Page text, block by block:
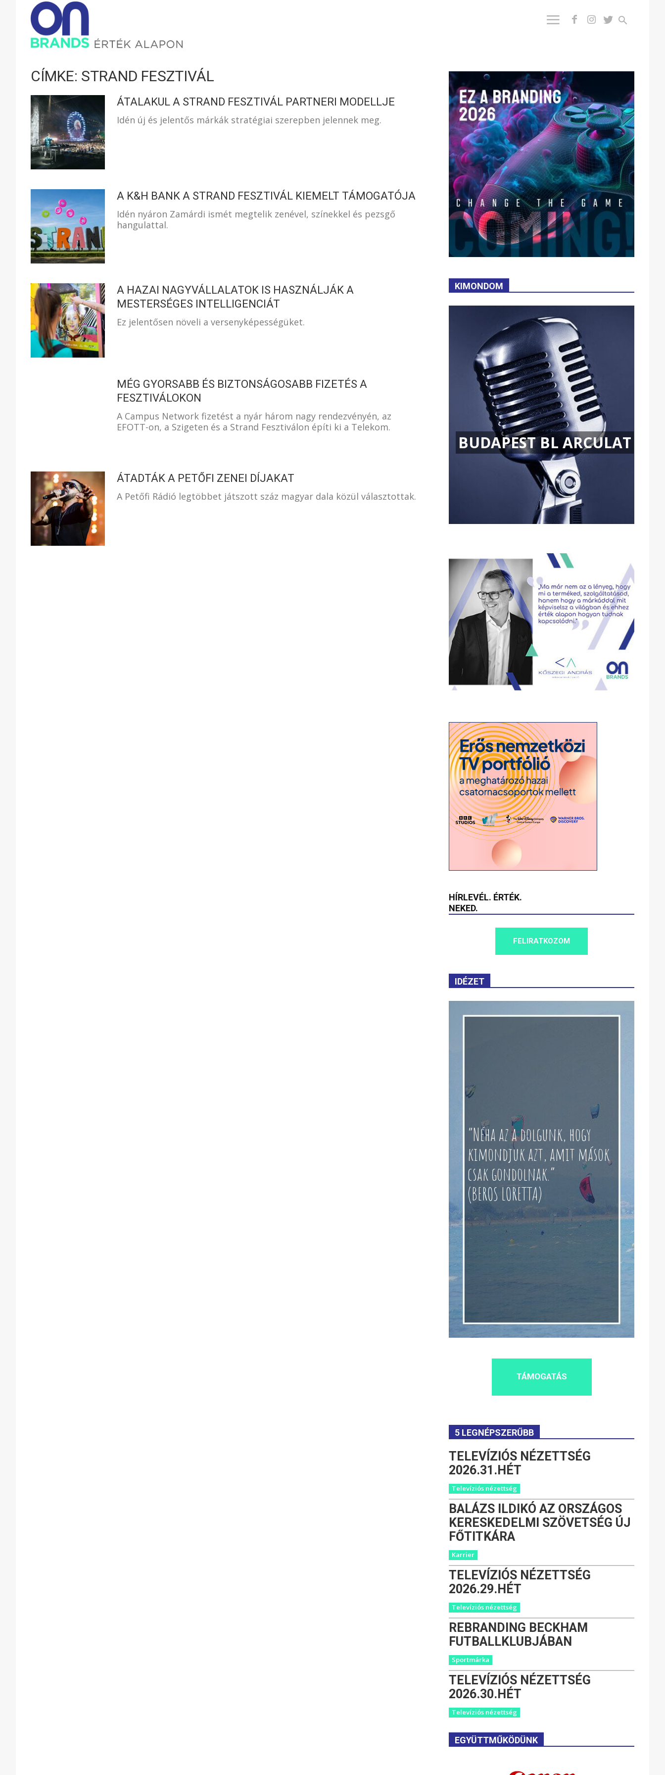
ÉRTÉK
CÍMKE: STRAND FESZTIVÁL
ÁTALAKUL A STRAND FESZTIVÁL PARTNERI MODELLJE
Idén új és jelentős márkák stratégiai szerepben jelennek meg.
A K&H BANK A STRAND FESZTIVÁL KIEMELT TÁMOGATÓJA
Idén nyáron Zamárdi ismét megtelik zenével, színekkel és pezsgő
hangulattal.
A HAZAI NAGYVÁLLALATOK IS HASZNÁLJÁK A
MESTERSÉGES INTELLIGENCIÁT
Ez jelentősen növeli a versenyképességüket.
MÉG GYORSABB ÉS BIZTONSÁGOSABB FIZETÉS A
FESZTIVÁLOKON
A Campus Network fizetést a nyár három nagy rendezvényén, az
EFOTT-on, a Szigeten és a Strand Fesztiválon építi ki a Telekom.
ÁTADTÁK A PETŐFI ZENEI DÍJAKAT
A Petőfi Rádió legtöbbet játszott száz magyar dala közül választottak.
KIMONDOM
BUDAPEST BL ARCULAT
HÍRLEVÉL. ÉRTÉK.
NEKED.
FELIRATKOZOM
IDÉZET
“Néha az a dolgunk, hogy
kimondjuk azt, amit mások
csak gondolnak.”
(BEROS LORETTA)
TÁMOGATÁS
5 LEGNÉPSZERŰBB
TELEVÍZIÓS NÉZETTSÉG
2026.31.HÉT
Televíziós nézettség
BALÁZS ILDIKÓ AZ ORSZÁGOS
KERESKEDELMI SZÖVETSÉG ÚJ
FŐTITKÁRA
Karrier
TELEVÍZIÓS NÉZETTSÉG
2026.29.HÉT
Televíziós nézettség
REBRANDING BECKHAM
FUTBALLKLUBJÁBAN
Sportmárka
TELEVÍZIÓS NÉZETTSÉG
2026.30.HÉT
Televíziós nézettség
EGYÜTTMŰKÖDÜNK